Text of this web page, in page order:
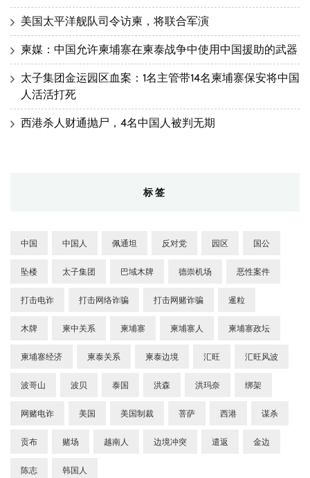
美国太平洋舰队司令访柬，将联合军演
柬媒：中国允许柬埔寨在柬泰战争中使用中国援助的武器
太子集团金运园区血案：1名主管带14名柬埔寨保安将中国
人活活打死
西港杀人财通抛尸，4名中国人被判无期
标签
中国 中国人 佩通坦 反对党 园区 国公
坠楼 太子集团 巴域木牌 德崇机场 恶性案件
打击电诈 打击网络诈骗 打击网赌诈骗 暹粒
木牌 柬中关系 柬埔寨 柬埔寨人 柬埔寨政坛
柬埔寨经济 柬泰关系 柬泰边境 汇旺 汇旺风波
波哥山 波贝 泰国 洪森 洪玛奈 绑架
网赌电诈 美国 美国制裁 菩萨 西港 谋杀
贡布 赌场 越南人 边境冲突 遣返 金边
陈志 韩国人